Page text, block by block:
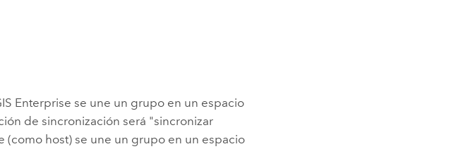
Enterprise se une un grupo en un espacio
de sincronización será "sincronizar
(como host) se une un grupo en un espacio